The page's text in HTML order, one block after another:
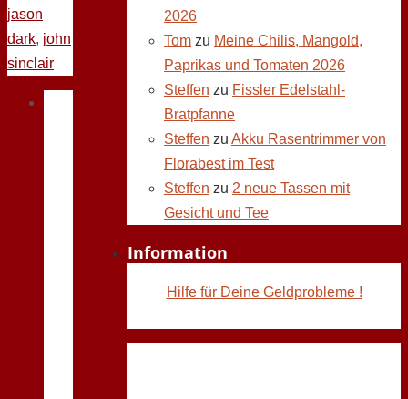
jason
dark, john
sinclair
2026
Tom zu Meine Chilis, Mangold,
Paprikas und Tomaten 2026
Steffen zu Fissler Edelstahl-
Bratpfanne
Steffen zu Akku Rasentrimmer von
Florabest im Test
Steffen zu 2 neue Tassen mit
Gesicht und Tee
Information
Hilfe für Deine Geldprobleme !